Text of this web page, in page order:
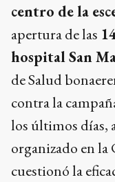
centro de la
apertura de las
hospital San
de Salud
contra la
los últimos días,
organizado en
cuestionó la